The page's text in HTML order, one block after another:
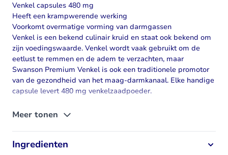
Venkel capsules 480 mg
Heeft een krampwerende werking
Voorkomt overmatige vorming van darmgassen
Venkel is een bekend culinair kruid en staat ook bekend om
zijn voedingswaarde. Venkel wordt vaak gebruikt om de
eetlust te remmen en de adem te verzachten, maar
Swanson Premium Venkel is ook een traditionele promotor
van de gezondheid van het maag-darmkanaal. Elke handige
capsule levert 480 mg venkelzaadpoeder.
Meer tonen
Ingredienten